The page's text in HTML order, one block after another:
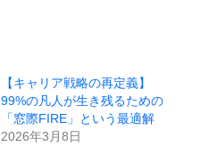
【キャリア戦略の再定義】
99%の凡人が生き残るための
「窓際FIRE」という最適解
2026年3月8日